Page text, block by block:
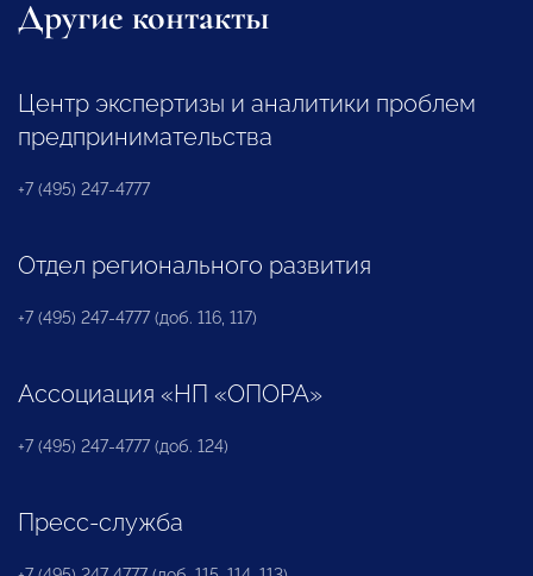
Другие контакты
Центр экспертизы и аналитики проблем
предпринимательства
+7 (495) 247-4777
Отдел регионального развития
+7 (495) 247-4777 (доб. 116, 117)
Ассоциация «НП «ОПОРА»
+7 (495) 247-4777 (доб. 124)
Пресс-служба